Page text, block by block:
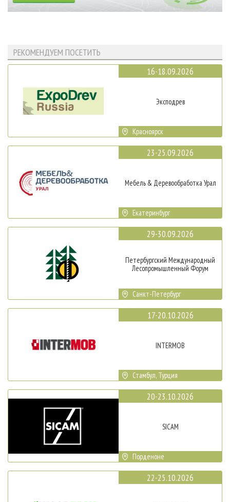
РЕКОМЕНДУЕМ ПОСЕТИТЬ
16-18.09.2026
Эксподрев
Красноярск
23-25.09.2026
Мебель & Деревообработка Урал
Екатеринбург
29-30.09.2026
Петербургский Международный
Лесопромышленный Форум
Санкт-Петербург
17-20.10.2026
INTERMOB
Стамбул, Турция
20-23.10.2026
SICAM
Порденоне
22-25.10.2026